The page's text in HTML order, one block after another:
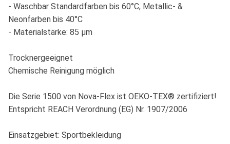
- Waschbar Standardfarben bis 60°C, Metallic- &
Neonfarben bis 40°C
- Materialstärke: 85 µm
Trocknergeeignet
Chemische Reinigung möglich
Die Serie 1500 von Nova-Flex ist OEKO-TEX® zertifiziert!
Entspricht REACH Verordnung (EG) Nr. 1907/2006
Einsatzgebiet: Sportbekleidung